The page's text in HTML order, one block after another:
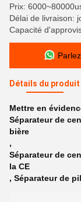
Prix:
Délai de livraison:
Capacité
Détails du produit
Mettre en
Séparateur de
bière
,
Séparateur de
la CE
, Séparateur de